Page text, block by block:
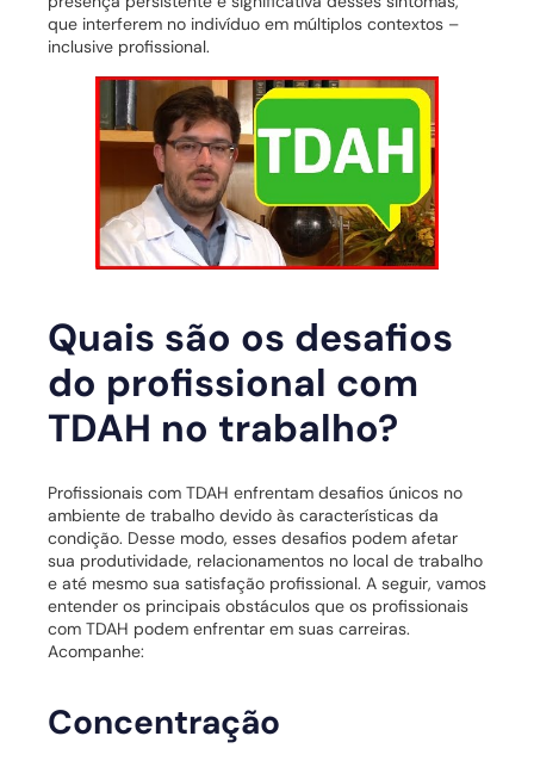
que interferem no indivíduo em múltiplos contextos –
inclusive profissional.
Quais são os desafios
do profissional com
TDAH no trabalho?
Profissionais com TDAH enfrentam desafios únicos no
ambiente de trabalho devido às características da
condição. Desse modo, esses desafios podem afetar
sua produtividade, relacionamentos no local de trabalho
e até mesmo sua satisfação profissional. A seguir, vamos
entender os principais obstáculos que os profissionais
com TDAH podem enfrentar em suas carreiras.
Acompanhe:
Concentração